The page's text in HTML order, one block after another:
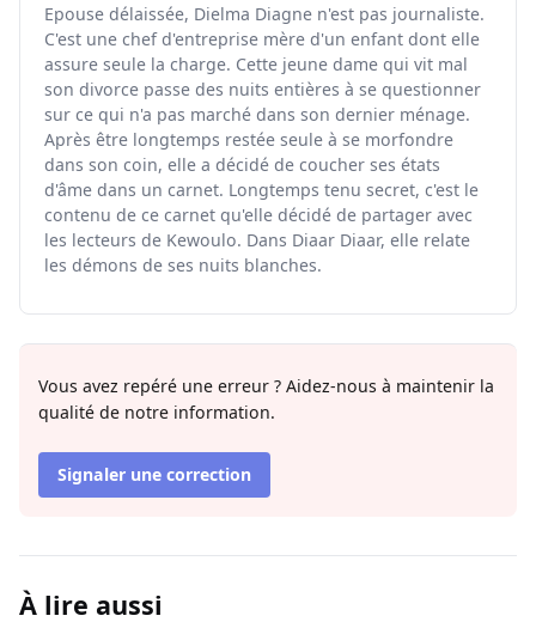
Epouse délaissée, Dielma Diagne n'est pas journaliste.
C'est une chef d'entreprise mère d'un enfant dont elle
assure seule la charge. Cette jeune dame qui vit mal
son divorce passe des nuits entières à se questionner
sur ce qui n'a pas marché dans son dernier ménage.
Après être longtemps restée seule à se morfondre
dans son coin, elle a décidé de coucher ses états
d'âme dans un carnet. Longtemps tenu secret, c'est le
contenu de ce carnet qu'elle décidé de partager avec
les lecteurs de Kewoulo. Dans Diaar Diaar, elle relate
les démons de ses nuits blanches.
Vous avez repéré une erreur ? Aidez-nous à maintenir la
qualité de notre information.
Signaler une correction
À lire aussi